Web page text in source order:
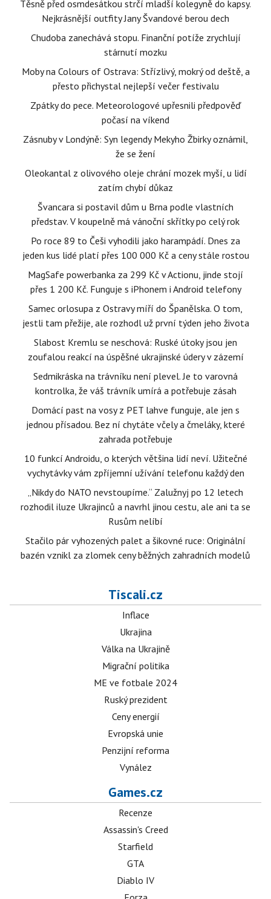
Těsně před osmdesátkou strčí mladší kolegyně do kapsy.
Nejkrásnější outfity Jany Švandové berou dech
Chudoba zanechává stopu. Finanční potíže zrychlují
stárnutí mozku
Moby na Colours of Ostrava: Střízlivý, mokrý od deště, a
přesto přichystal nejlepší večer festivalu
Zpátky do pece. Meteorologové upřesnili předpověď
počasí na víkend
Zásnuby v Londýně: Syn legendy Mekyho Žbirky oznámil,
že se žení
Oleokantal z olivového oleje chrání mozek myší, u lidí
zatím chybí důkaz
Švancara si postavil dům u Brna podle vlastních
představ. V koupelně má vánoční skřítky po celý rok
Po roce 89 to Češi vyhodili jako harampádí. Dnes za
jeden kus lidé platí přes 100 000 Kč a ceny stále rostou
MagSafe powerbanka za 299 Kč v Actionu, jinde stojí
přes 1 200 Kč. Funguje s iPhonem i Android telefony
Samec orlosupa z Ostravy míří do Španělska. O tom,
jestli tam přežije, ale rozhodl už první týden jeho života
Slabost Kremlu se neschová: Ruské útoky jsou jen
zoufalou reakcí na úspěšné ukrajinské údery v zázemí
Sedmikráska na trávníku není plevel. Je to varovná
kontrolka, že váš trávník umírá a potřebuje zásah
Domácí past na vosy z PET lahve funguje, ale jen s
jednou přísadou. Bez ní chytáte včely a čmeláky, které
zahrada potřebuje
10 funkcí Androidu, o kterých většina lidí neví. Užitečné
vychytávky vám zpříjemní užívání telefonu každý den
„Nikdy do NATO nevstoupíme.“ Zalužnyj po 12 letech
rozhodil iluze Ukrajinců a navrhl jinou cestu, ale ani ta se
Rusům nelíbí
Stačilo pár vyhozených palet a šikovné ruce: Originální
bazén vznikl za zlomek ceny běžných zahradních modelů
Tiscali.cz
Inflace
Ukrajina
Válka na Ukrajině
Migrační politika
ME ve fotbale 2024
Ruský prezident
Ceny energií
Evropská unie
Penzijní reforma
Vynález
Games.cz
Recenze
Assassin's Creed
Starfield
GTA
Diablo IV